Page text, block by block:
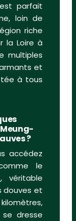
parfait
loin de
riche
la Loire à
multiples
et
à tous
?
accédez
le
, véritable
douves et
se dresse